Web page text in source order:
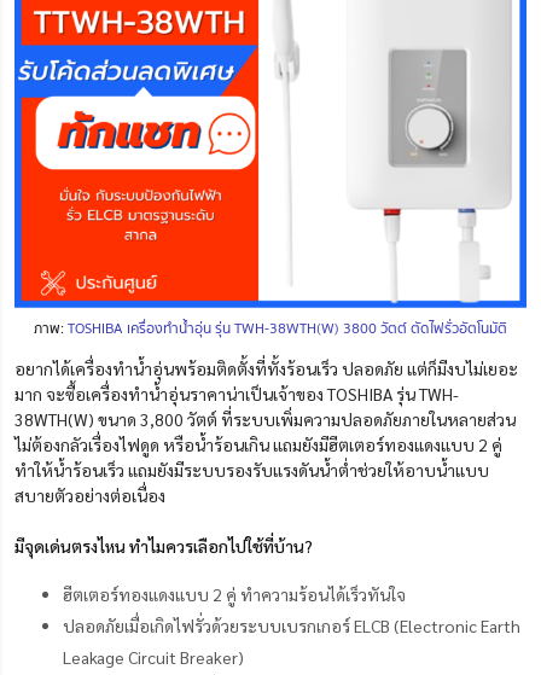
ภาพ:TOSHIBA เครื่องทำน้ำอุ่น รุ่น TWH-38WTH(W) 3800 วัตต์ ตัดไฟรั่วอัตโนมัติ
อยากได้เครื่องทำน้ำอุ่นพร้อมติดตั้งที่ทั้งร้อนเร็ว ปลอดภัย แต่ก็มีงบไม่เยอะ
มาก จะซื้อเครื่องทําน้ำอุ่นราคาน่าเป็นเจ้าของ TOSHIBA รุ่น TWH-
38WTH(W) ขนาด 3,800 วัตต์ ที่ระบบเพิ่มความปลอดภัยภายในหลายส่วน
ไม่ต้องกลัวเรื่องไฟดูด หรือน้ำร้อนเกิน แถมยังมีฮีตเตอร์ทองแดงแบบ 2 คู่
ทำให้น้ำร้อนเร็ว แถมยังมีระบบรองรับแรงดันน้ำต่ำช่วยให้อาบน้ำแบบ
สบายตัวอย่างต่อเนื่อง
มีจุดเด่นตรงไหน ทำไมควรเลือกไปใช้ที่บ้าน?
ฮีตเตอร์ทองแดงแบบ 2 คู่ ทำความร้อนได้เร็วทันใจ
ปลอดภัยเมื่อเกิดไฟรั่วด้วยระบบเบรกเกอร์ ELCB (Electronic Earth
Leakage Circuit Breaker)